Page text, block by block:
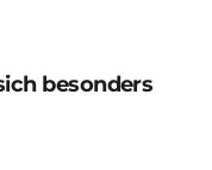
besonders